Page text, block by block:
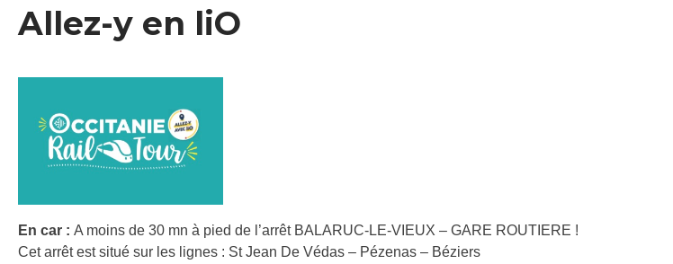
Allez-y en liO
En car : A moins de 30 mn à pied de l’arrêt BALARUC-LE-VIEUX – GARE ROUTIERE !
Cet arrêt est situé sur les lignes : St Jean De Védas – Pézenas – Béziers